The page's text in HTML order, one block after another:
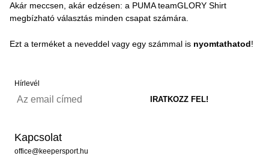
Akár meccsen, akár edzésen: a PUMA teamGLORY Shirt
megbízható választás minden csapat számára.
Ezt a terméket a neveddel vagy egy számmal is nyomtathatod!
Hírlevél
Kapcsolat
office@keepersport.hu